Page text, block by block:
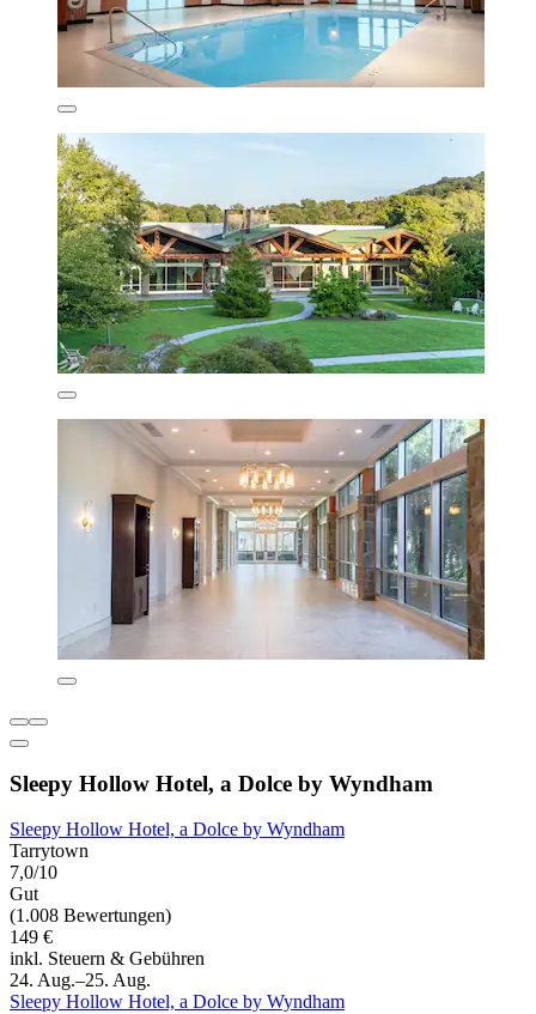
Sleepy Hollow Hotel, a Dolce by Wyndham
Sleepy Hollow Hotel, a Dolce by Wyndham
Tarrytown
7,0/10
Gut
(1.008 Bewertungen)
149 €
inkl. Steuern & Gebühren
24. Aug.–25. Aug.
Sleepy Hollow Hotel, a Dolce by Wyndham